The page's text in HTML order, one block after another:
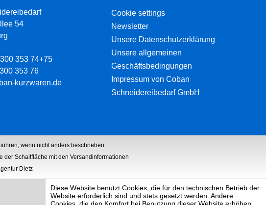
54
353 74+75
353 76
kurzwaren.de
Cookie settings
Newsletter
Unsere Datenschutzerklärung
Unsere allgemeinen
Geschäftsbedingungen
Impressum von Coban
Schneidereibedarf GmbH
wenn nicht anders beschrieben
Schaltfläche mit den Versandinformationen
Dietz
Diese Website benutzt Cookies, die für den technischen Betrieb der
Website erforderlich sind und stets gesetzt werden. Andere